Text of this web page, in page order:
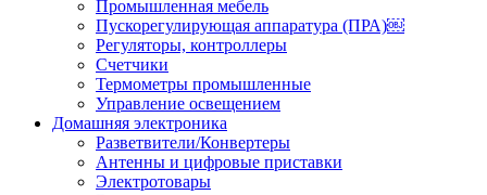
Промышленная мебель
Пускорегулирующая аппаратура (ПРА)￼
Регуляторы, контроллеры
Счетчики
Термометры промышленные
Управление освещением
Домашняя электроника
Разветвители/Конвертеры
Антенны и цифровые приставки
Электротовары